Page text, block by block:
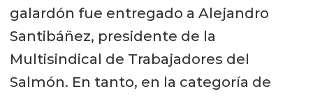
galardón fue entregado a Alejandro
Santibáñez, presidente de la
Multisindical de Trabajadores del
Salmón. En tanto, en la categoría de